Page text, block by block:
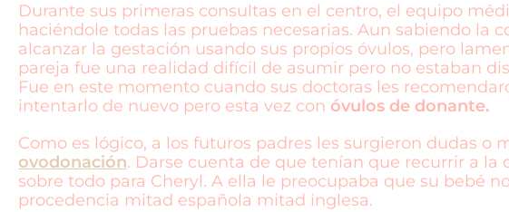
Durante sus primeras consultas en el centro, el equipo
haciéndole todas las pruebas necesarias. Aun sabiendo la
alcanzar la gestación usando sus propios óvulos, pero
pareja fue una realidad difícil de asumir pero no estaban
Fue en este momento cuando sus doctoras les
intentarlo de nuevo pero esta vez con óvulos de donante.
Como es lógico, a los futuros padres les surgieron dudas o
ovodonación. Darse cuenta de que tenían que recurrir a
sobre todo para Cheryl. A ella le preocupaba que su bebé
procedencia mitad española mitad inglesa.